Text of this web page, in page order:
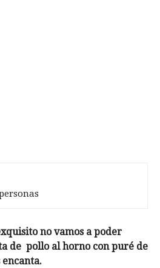
no vamos a poder
de pollo al horno con puré de
encanta.